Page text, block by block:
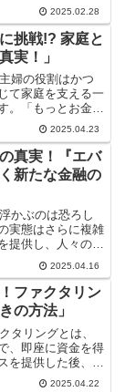
金繰り...2025.02.28
挑戦!? 家庭と
実！」
婦の役割はかつ
て家庭を支える一
。「もっとお金を
庭を守...2025.04.23
真実！『エバ
新たな金融の
かぶのは恐ろし
実態はさらに複雑
提供し、人々の生
時、正...2025.04.16
ファクタリン
の方法」
タリングとは、
、即座に資金を得
を提供した後、売
に入れ...2025.04.22